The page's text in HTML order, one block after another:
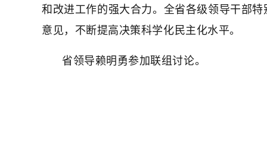
和改进工作的强大合力。全省各级领导干部
意见，不断提高决策科学化民主化水平。
省领导赖明勇参加联组讨论。